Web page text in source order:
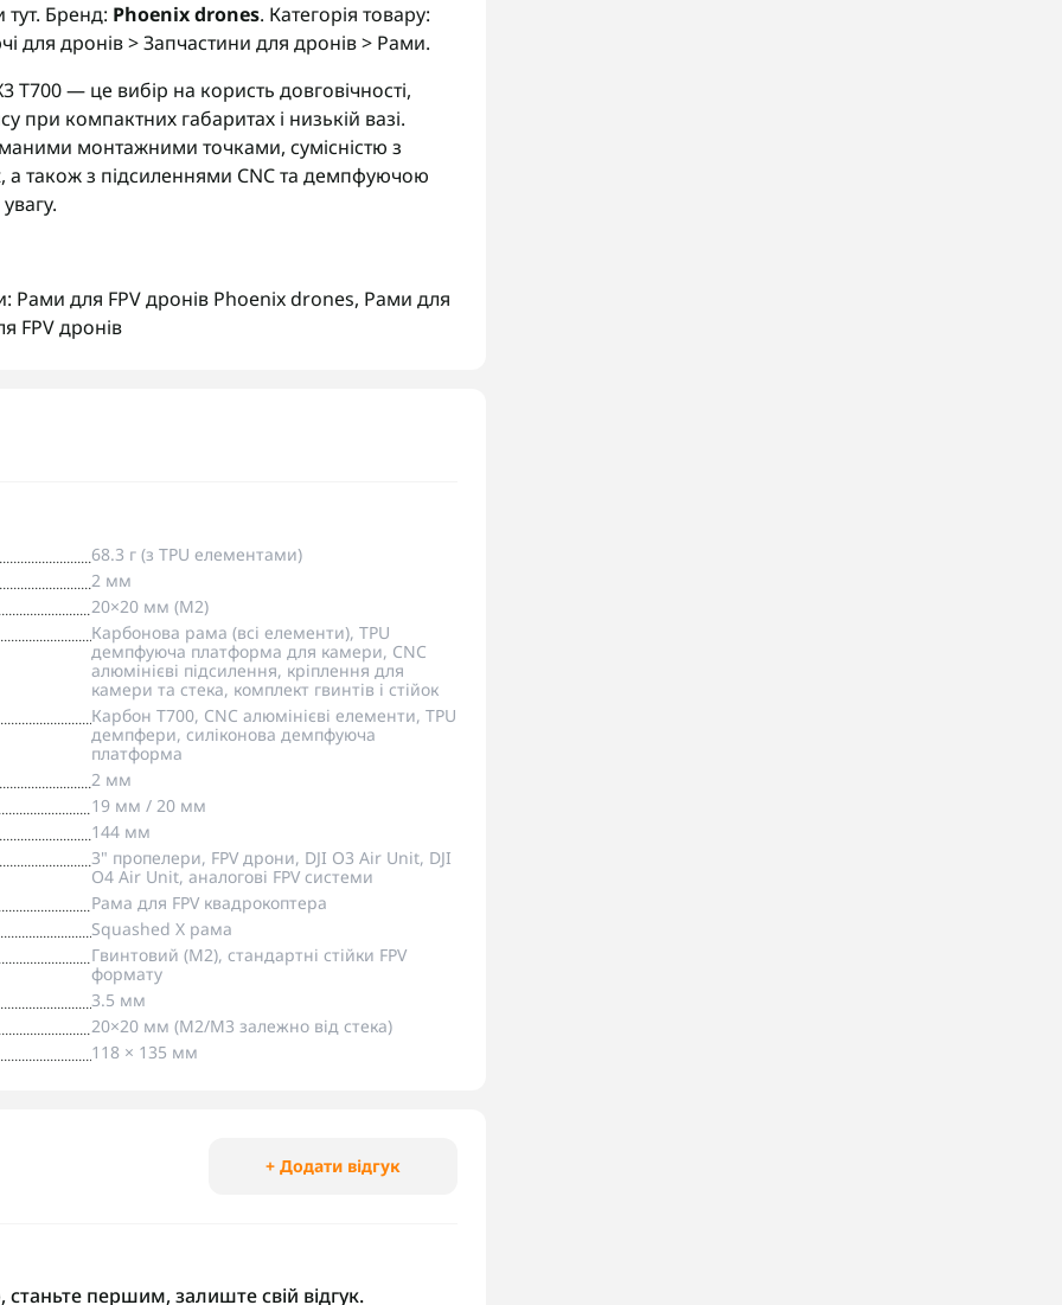
тут. Бренд: Phoenix drones. Категорія товару:
для дронів > Запчастини для дронів > Рами.
T700 — це вибір на користь довговічності,
при компактних габаритах і низькій вазі.
монтажними точками, сумісністю з
також з підсиленнями CNC та демпфуючою
Рами для FPV дронів Phoenix drones, Рами для
FPV дронів
68.3 г (з TPU елементами)
2 мм
20×20 мм (M2)
Карбонова рама (всі елементи), TPU
демпфуюча платформа для камери, CNC
алюмінієві підсилення, кріплення для
камери та стека, комплект гвинтів і стійок
Карбон T700, CNC алюмінієві елементи, TPU
демпфери, силіконова демпфуюча
платформа
2 мм
19 мм / 20 мм
144 мм
3" пропелери, FPV дрони, DJI O3 Air Unit, DJI
O4 Air Unit, аналогові FPV системи
Рама для FPV квадрокоптера
Squashed X рама
Гвинтовий (M2), стандартні стійки FPV
формату
3.5 мм
20×20 мм (M2/M3 залежно від стека)
118 × 135 мм
+ Додати відгук
станьте першим, залиште свій відгук.